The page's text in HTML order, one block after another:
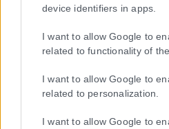
device identifiers in apps.
I want to allow Google to
related to functionality of
I want to allow Google to
related to personalization.
I want to allow Google to
Μοναδικός αριθμός Μ.Η.Τ. 262048